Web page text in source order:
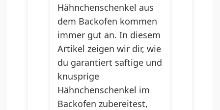
Hähnchenschenkel aus
dem Backofen kommen
immer gut an. In diesem
Artikel zeigen wir dir, wie
du garantiert saftige und
knusprige
Hähnchenschenkel im
Backofen zubereitest,